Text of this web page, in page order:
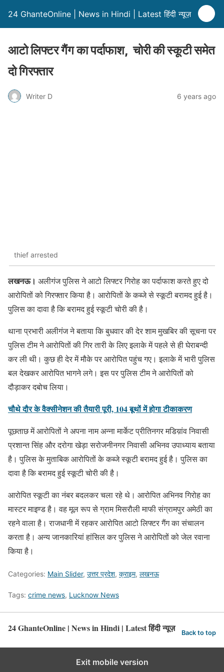
24 GhanteOnline | News in Hindi | Latest हिंदी न्यूज़
आटो लिफ्टर गैंग का पर्दाफाश, चोरी की स्कूटी समेत
दो गिरफ्तार
Writer D 6 years ago
thief arrested
लखनऊ। अलीगंज पुलिस ने आटो लिफ्टर गिरोह का पर्दाफाश करते हुए दो
आरोपितों को गिरफ्तार किया है। आरोपितों के कब्जे से स्कूटी बरामद हुई है।
पुलिस का दावा है कि बरामद हुई स्कूटी चोरी की है।
थाना प्रभारी अलीगंज ने बताया कि बुधवार की देर शाम मुखबिर की सूचना पर
पुलिस टीम ने आरोपितों की गिर तारी के लिए इलाके में पहले से ही घेराबन्दी
कर ली थी। कुछ ही देर में मौके पर आरोपित पहुंच गए। इलाके में भारी पुलिस
बल देखकर आरोपित भागने लगे। इस पर पुलिस टीम ने आरोपितों को
दौड़ाकर दबोच लिया।
चौथे दौर के वैक्सीनेशन की तैयारी पूरी, 104 बूथों में होगा टीकाकरण
पूछताछ में आरोपितों ने अपना नाम अन्ना मार्केट प्रीतिनगर मडिय़ांव निवासी
प्रशान्त सिंह और दरोगा खेड़ा सरोजनीनगर निवासी अभिनव उपाध्याय बताया
है। पुलिस के मुताबिक आरोपितों के कब्जे स्कूटी बरामद हुई है। पुलिस का
दावा है कि बरामद हुई स्कूटी चोरी की है।
आरोपित स्कूटी का नंबर बदलकर चला रहे थे। आरोपित अभिनव गिरोह का
मास्टर माइण्ड है। वह मूल रूप से ग्राम मिसरौली माफी संग्रामपुर अमेठी का
रहने वाला है। राजधानी में रहकर आरोपित आटो लिफ्टर गैंग का संचालन
करता है। अन्य जानकारियां हांसिल कर पुलिस ने आरोपितों को जेल रवाना
किया है।
Categories: Main Slider, उत्तर प्रदेश, क्राइम, लखनऊ
Tags: crime news, Lucknow News
24 GhanteOnline | News in Hindi | Latest हिंदी न्यूज़ Back to top
Exit mobile version